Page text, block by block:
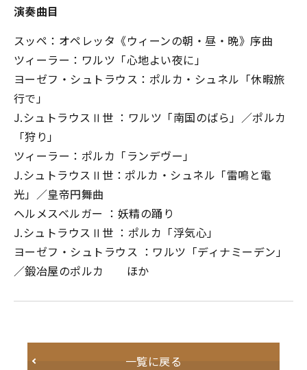
演奏曲目
スッペ：オペレッタ《ウィーンの朝・昼・晩》序曲
ツィーラー：ワルツ「心地よい夜に」
ヨーゼフ・シュトラウス：ポルカ・シュネル「休暇旅
行で」
J.シュトラウスⅡ世 ：ワルツ「南国のばら」／ポルカ
「狩り」
ツィーラー：ポルカ「ランデヴー」
J.シュトラウスⅡ世：ポルカ・シュネル「雷鳴と電
光」／皇帝円舞曲
ヘルメスベルガー ：妖精の踊り
J.シュトラウスⅡ世 ：ポルカ「浮気心」
ヨーゼフ・シュトラウス ：ワルツ「ディナミーデン」
／鍛冶屋のポルカ ほか
一覧に戻る